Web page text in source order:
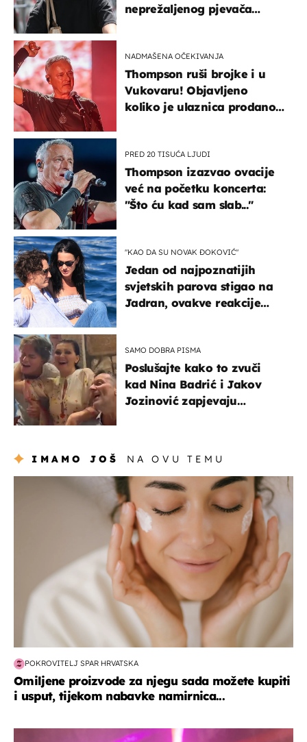
neprežaljenog pjevača
NADMAŠENA OČEKIVANJA
Thompson ruši brojke i u
Vukovaru! Objavljeno
koliko je ulaznica prodano
PRED 20 TISUĆA LJUDI
Thompson izazvao ovacije
već na početku koncerta:
"Što ću kad sam slab..."
"KAO DA SU NOVAK ĐOKOVIĆ"
Jedan od najpoznatijih
svjetskih parova stigao na
Jadran, ovakve reakcije
SAMO DOBRA PISMA
Poslušajte kako to zvuči
kad Nina Badrić i Jakov
Jozinović zapjevaju
IMAMO JOŠ NA OVU TEMU
moda & ljepota
POKROVITELJ SPAR HRVATSKA
Omiljene proizvode za njegu sada možete kupiti
i usput, tijekom nabavke namirnica...